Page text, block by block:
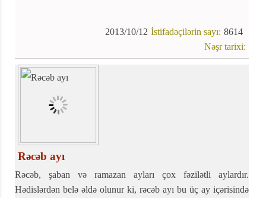
8614
İstifadəçilərin sayı:
2013/10/12
Nəşr tarixi:
Rəcəb ayı
Rəcəb, şaban və ramazan ayları çox fəzilətli aylardır.
Hədislərdən belə əldə olunur ki, rəcəb ayı bu üç ay içərisində